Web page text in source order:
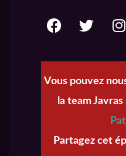
Vous pouvez
la team Javras
Partagez cet